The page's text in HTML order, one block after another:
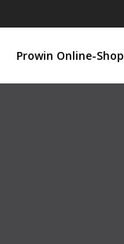
Prowin Online-Shop